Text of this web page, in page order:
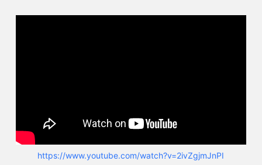
https://www.youtube.com/watch?v=2ivZgjmJnPI